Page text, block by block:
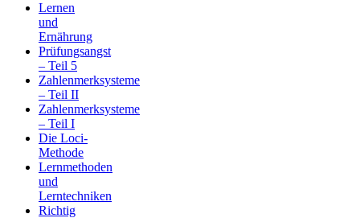
Lernen
und
Ernährung
Prüfungsangst
– Teil 5
Zahlenmerksysteme
– Teil II
Zahlenmerksysteme
– Teil I
Die Loci-
Methode
Lernmethoden
und
Lerntechniken
Richtig